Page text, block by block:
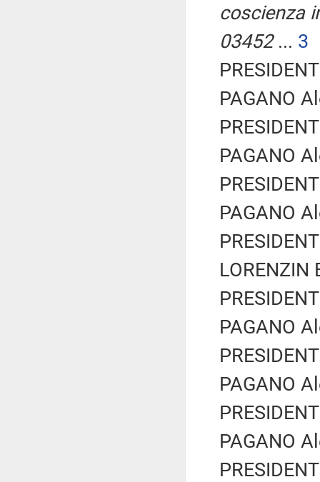
coscienza
03452... 3
PAGANO
PAGANO
PAGANO
PAGANO
PAGANO
PAGANO